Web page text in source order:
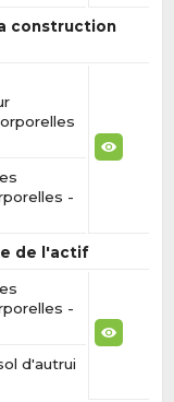
construction
-
de l'actif
-
d'autrui